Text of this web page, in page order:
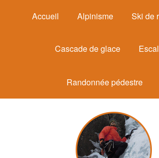
Accueil Alpinisme Ski de
Cascade de glace
Randonnée pédestre